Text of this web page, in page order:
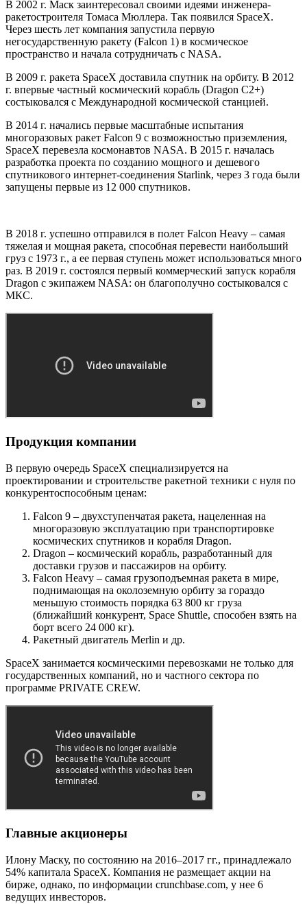
В 2002 г. Маск заинтересовал своими идеями инженера-
ракетостроителя Томаса Мюллера. Так появился SpaceX.
Через шесть лет компания запустила первую
негосударственную ракету (Falcon 1) в космическое
пространство и начала сотрудничать с NASA.
В 2009 г. ракета SpaceX доставила спутник на орбиту. В 2012
г. впервые частный космический корабль (Dragon C2+)
состыковался с Международной космической станцией.
В 2014 г. начались первые масштабные испытания
многоразовых ракет Falcon 9 с возможностью приземления,
SpaceX перевезла космонавтов NASA. В 2015 г. началась
разработка проекта по созданию мощного и дешевого
спутникового интернет-соединения Starlink, через 3 года были
запущены первые из 12 000 спутников.
В 2018 г. успешно отправился в полет Falcon Heavy – самая
тяжелая и мощная ракета, способная перевести наибольший
груз с 1973 г., а ее первая ступень может использоваться много
раз. В 2019 г. состоялся первый коммерческий запуск корабля
Dragon с экипажем NASA: он благополучно состыковался с
МКС.
Продукция компании
В первую очередь SpaceX специализируется на
проектировании и строительстве ракетной техники с нуля по
конкурентоспособным ценам:
Falcon 9 – двухступенчатая ракета, нацеленная на
многоразовую эксплуатацию при транспортировке
космических спутников и корабля Dragon.
Dragon – космический корабль, разработанный для
доставки грузов и пассажиров на орбиту.
Falcon Heavy – самая грузоподъемная ракета в мире,
поднимающая на околоземную орбиту за гораздо
меньшую стоимость порядка 63 800 кг груза
(ближайший конкурент, Space Shuttle, способен взять на
борт всего 24 000 кг).
Ракетный двигатель Merlin и др.
SpaceX занимается космическими перевозками не только для
государственных компаний, но и частного сектора по
программе PRIVATE CREW.
Главные акционеры
Илону Маску, по состоянию на 2016–2017 гг., принадлежало
54% капитала SpaceX. Компания не размещает акции на
бирже, однако, по информации crunchbase.com, у нее 6
ведущих инвесторов.